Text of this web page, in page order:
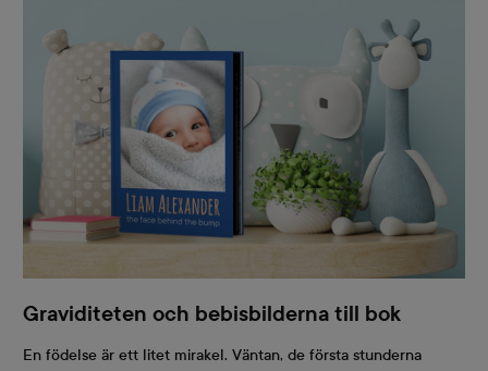
Graviditeten och bebisbilderna till bok
En födelse är ett litet mirakel. Väntan, de första stunderna